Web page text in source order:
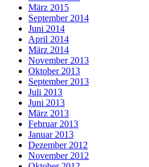
März 2015
September 2014
Juni 2014
April 2014
März 2014
November 2013
Oktober 2013
September 2013
Juli 2013
Juni 2013
März 2013
Februar 2013
Januar 2013
Dezember 2012
November 2012